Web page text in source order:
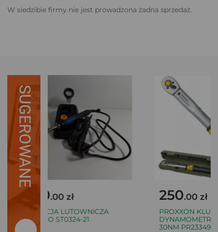
W siedzibie firmy nie jest prowadzona żadna sprzedaż.
SUGEROWANE
.00 zł
STACJA LUTOWNICZA
NITEO ST0324-21
250.00 zł
PROXXON KLUCZ
30NM PR23349